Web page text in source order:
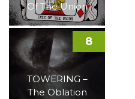
Of The Union
TOWERING –
The Oblation
8